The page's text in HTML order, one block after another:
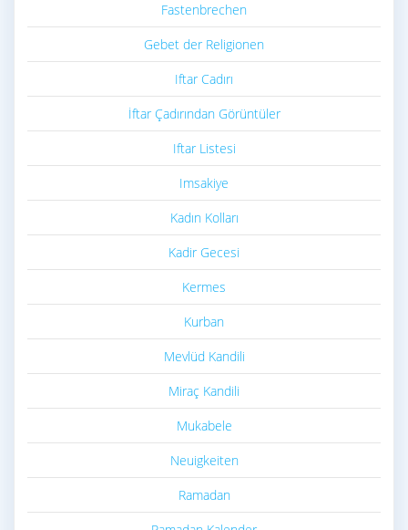
Fastenbrechen
Gebet der Religionen
Iftar Cadırı
İftar Çadırından Görüntüler
Iftar Listesi
Imsakiye
Kadın Kolları
Kadir Gecesi
Kermes
Kurban
Mevlüd Kandili
Miraç Kandili
Mukabele
Neuigkeiten
Ramadan